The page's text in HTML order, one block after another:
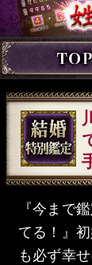
『今まで
てる！』
も必ず幸